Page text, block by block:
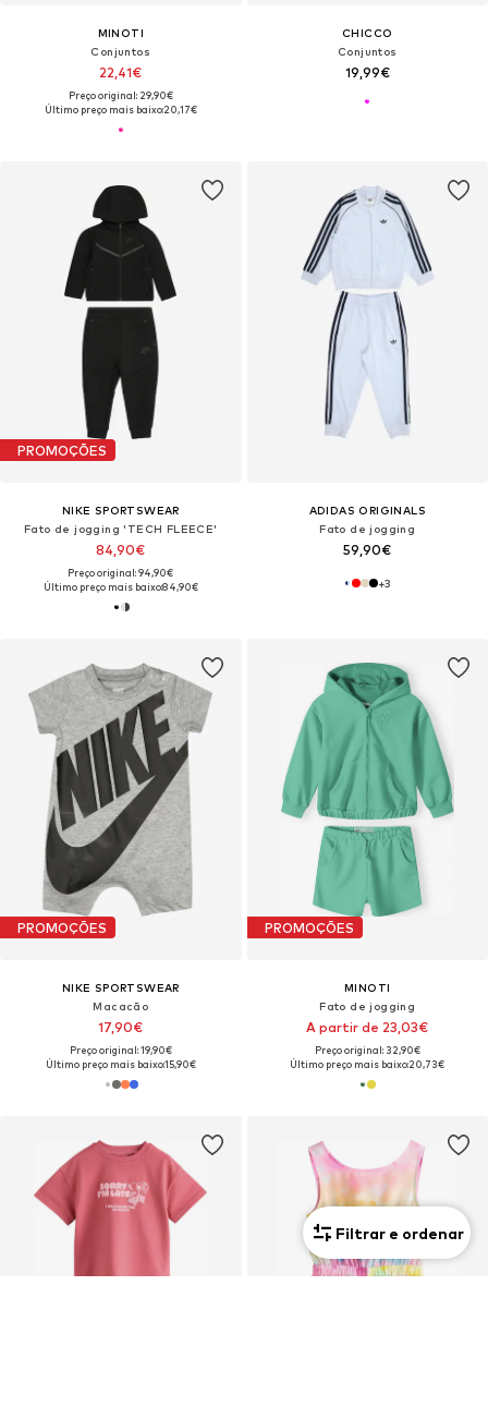
MINOTI
Conjuntos
22,41€
Preço original: 29,90€
Último preço mais baixo:20,17€
CHICCO
Conjuntos
19,99€
PROMOÇÕES
NIKE SPORTSWEAR
Fato de jogging 'TECH FLEECE'
84,90€
Preço original: 94,90€
Último preço mais baixo:84,90€
ADIDAS ORIGINALS
Fato de jogging
59,90€
+3
PROMOÇÕES
NIKE SPORTSWEAR
Macacão
17,90€
Preço original: 19,90€
Último preço mais baixo:15,90€
PROMOÇÕES
MINOTI
Fato de jogging
A partir de 23,03€
Preço original: 32,90€
Último preço mais baixo:20,73€
Filtrar e ordenar